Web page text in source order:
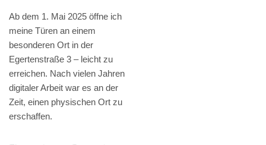
Ab dem 1. Mai 2025 öffne ich
meine Türen an einem
besonderen Ort in der
Egertenstraße 3 – leicht zu
erreichen. Nach vielen Jahren
digitaler Arbeit war es an der
Zeit, einen physischen Ort zu
erschaffen.